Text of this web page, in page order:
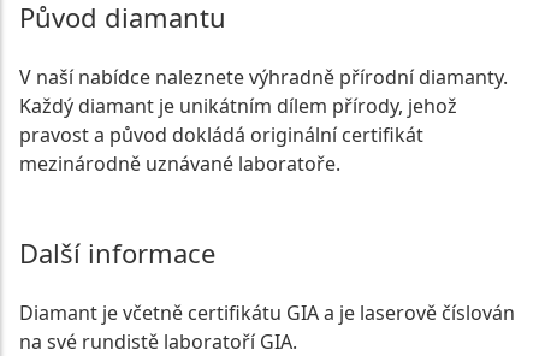
Původ diamantu
V naší nabídce naleznete výhradně přírodní diamanty.
Každý diamant je unikátním dílem přírody, jehož
pravost a původ dokládá originální certifikát
mezinárodně uznávané laboratoře.
Další informace
Diamant je včetně certifikátu GIA a je laserově číslován
na své rundistě laboratoří GIA.